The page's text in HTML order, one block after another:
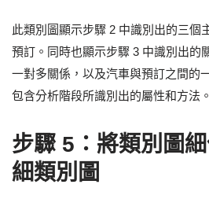
此類別圖顯示步驟 2 中識別出的三個
預訂。同時也顯示步驟 3 中識別出的
一對多關係，以及汽車與預訂之間的
包含分析階段所識別出的屬性和方法。
步驟 5：將類別圖
細類別圖